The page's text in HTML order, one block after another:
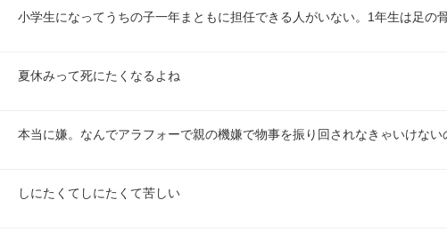
小学生になってうちの子一年まともに担任できる人がいない。1年生は足の
夏休みって死にたくなるよね
本当に嫌。なんでアラフォーで親の機嫌で物事を振り回されなきゃいけない
しにたくてしにたくて苦しい